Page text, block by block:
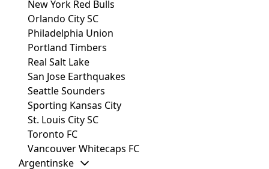
New York Red Bulls
Orlando City SC
Philadelphia Union
Portland Timbers
Real Salt Lake
San Jose Earthquakes
Seattle Sounders
Sporting Kansas City
St. Louis City SC
Toronto FC
Vancouver Whitecaps FC
Argentinske